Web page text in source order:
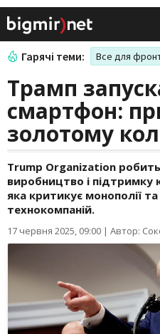
Гарячі теми: Все для
Трамп
смартфон:
золотому
Trump Organization
виробництво і підтримку
яка критикує монополії
технокомпаній.
17 червня 2025, 09:00 | Автор: